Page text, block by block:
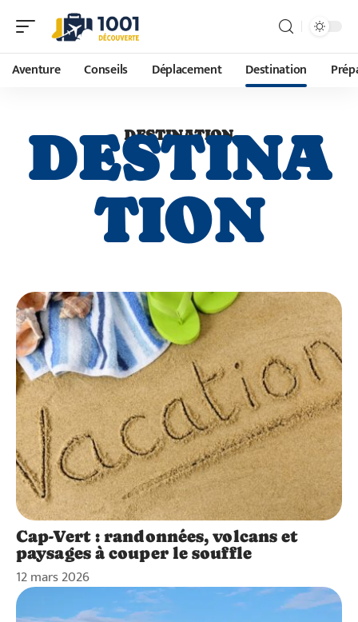
Aventure Conseils Déplacement Destination
DESTINATION
DESTINA
TION
Cap-Vert : randonnées, volcans et
paysages à couper le souffle
12 mars 2026